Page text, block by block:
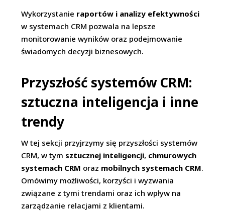
Wykorzystanie raportów i analizy efektywności
w systemach CRM pozwala na lepsze
monitorowanie wyników oraz podejmowanie
świadomych decyzji biznesowych.
Przyszłość systemów CRM:
sztuczna inteligencja i inne
trendy
W tej sekcji przyjrzymy się przyszłości systemów
CRM, w tym sztucznej inteligencji, chmurowych
systemach CRM oraz mobilnych systemach CRM.
Omówimy możliwości, korzyści i wyzwania
związane z tymi trendami oraz ich wpływ na
zarządzanie relacjami z klientami.